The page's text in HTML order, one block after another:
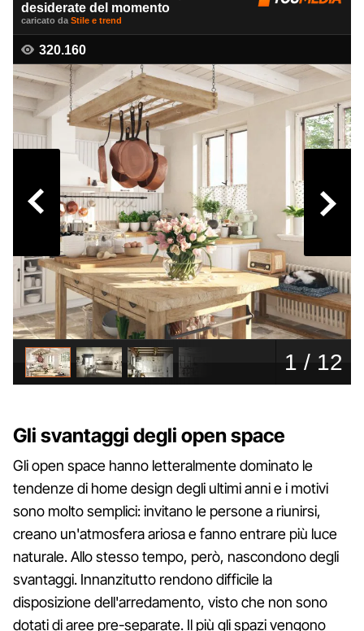
Gli svantaggi degli open space
Gli open space hanno letteralmente dominato le
tendenze di home design degli ultimi anni e i motivi
sono molto semplici: invitano le persone a riunirsi,
creano un'atmosfera ariosa e fanno entrare più luce
naturale. Allo stesso tempo, però, nascondono degli
svantaggi. Innanzitutto rendono difficile la
disposizione dell'arredamento, visto che non sono
dotati di aree pre-separate. Il più gli spazi vengono